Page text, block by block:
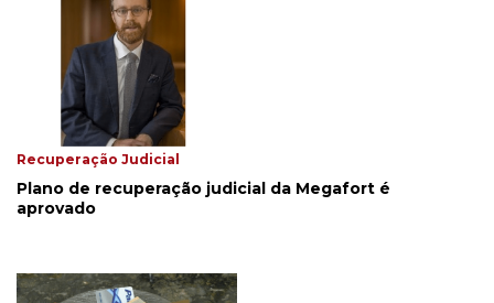
Recuperação Judicial
Plano de recuperação judicial da Megafort é
aprovado